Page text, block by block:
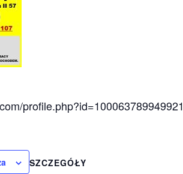
profile.php?id=100063789949921
SZCZEGÓŁY